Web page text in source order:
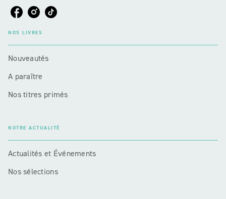
NOS LIVRES
Nouveautés
A paraître
Nos titres primés
NOTRE ACTUALITÉ
Actualités et Événements
Nos sélections